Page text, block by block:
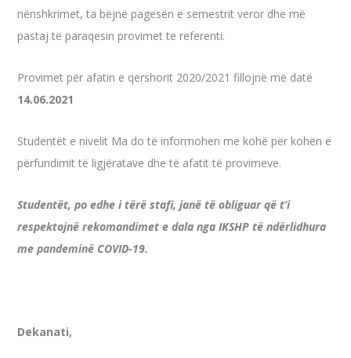
nënshkrimet, ta bëjnë pagesën e semestrit veror dhe më
pastaj të paraqesin provimet te referenti.
Provimet për afatin e qershorit 2020/2021 fillojnë më datë
14.06.2021
Studentët e nivelit Ma do të informohen me kohë për kohën e
përfundimit të ligjëratave dhe të afatit të provimeve.
Studentët, po edhe i tërë stafi, janë të obliguar që t’i
respektojnë rekomandimet e dala nga IKSHP të ndërlidhura
me pandeminë COVID-19.
Dekanati,